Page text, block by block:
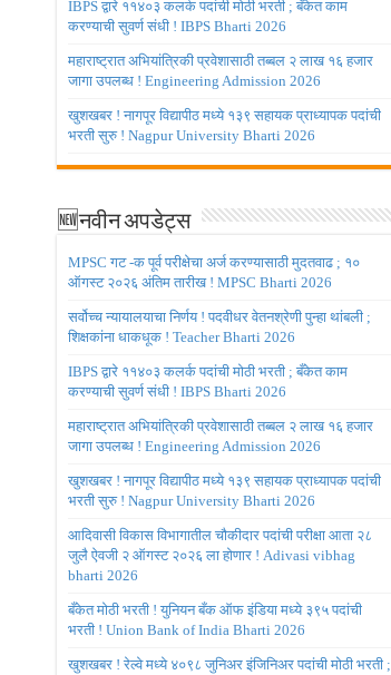
IBPS द्वारे ११४०३ कलर्क पदांची मोठी भरती ; बँकेत काम
करण्याची सुवर्ण संधी ! IBPS Bharti 2026
महाराष्ट्रात अभियांत्रिकी प्रवेशासाठी तब्बल २ लाख १६ हजार
जागा उपलब्ध ! Engineering Admission 2026
खुशखबर ! नागपूर विद्यापीठ मध्ये १३९ सहायक प्राध्यापक पदांची
भरती सुरु ! Nagpur University Bharti 2026
🆕नवीन अपडेट्स
MPSC गट -क पूर्व परीक्षेचा अर्ज करण्यासाठी मुदतवाढ ; १०
ऑगस्ट २०२६ अंतिम तारीख ! MPSC Bharti 2026
सर्वोच्च न्यायालयाचा निर्णय ! पदवीधर वेतनश्रेणी पुन्हा थांबली ;
शिक्षकांना धाकधूक ! Teacher Bharti 2026
IBPS द्वारे ११४०३ कलर्क पदांची मोठी भरती ; बँकेत काम
करण्याची सुवर्ण संधी ! IBPS Bharti 2026
महाराष्ट्रात अभियांत्रिकी प्रवेशासाठी तब्बल २ लाख १६ हजार
जागा उपलब्ध ! Engineering Admission 2026
खुशखबर ! नागपूर विद्यापीठ मध्ये १३९ सहायक प्राध्यापक पदांची
भरती सुरु ! Nagpur University Bharti 2026
आदिवासी विकास विभागातील चौकीदार पदांची परीक्षा आता २८
जुलै ऐवजी २ ऑगस्ट २०२६ ला होणार ! Adivasi vibhag
bharti 2026
बँकेत मोठी भरती ! युनियन बँक ऑफ इंडिया मध्ये ३९५ पदांची
भरती ! Union Bank of India Bharti 2026
खुशखबर ! रेल्वे मध्ये ४०९८ जुनिअर इंजिनिअर पदांची मोठी भरती ;